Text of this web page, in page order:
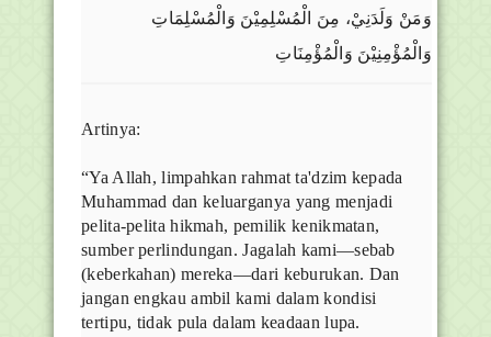
وَمَنْ وَلَدَنِيْ، مِنَ الْمُسْلِمِيْنَ وَالْمُسْلِمَاتِ
وَالْمُؤْمِنِيْنَ وَالْمُؤْمِنَاتِ
Artinya:
“Ya Allah, limpahkan rahmat ta'dzim kepada
Muhammad dan keluarganya yang menjadi
pelita-pelita hikmah, pemilik kenikmatan,
sumber perlindungan. Jagalah kami—sebab
(keberkahan) mereka—dari keburukan. Dan
jangan engkau ambil kami dalam kondisi
tertipu, tidak pula dalam keadaan lupa.